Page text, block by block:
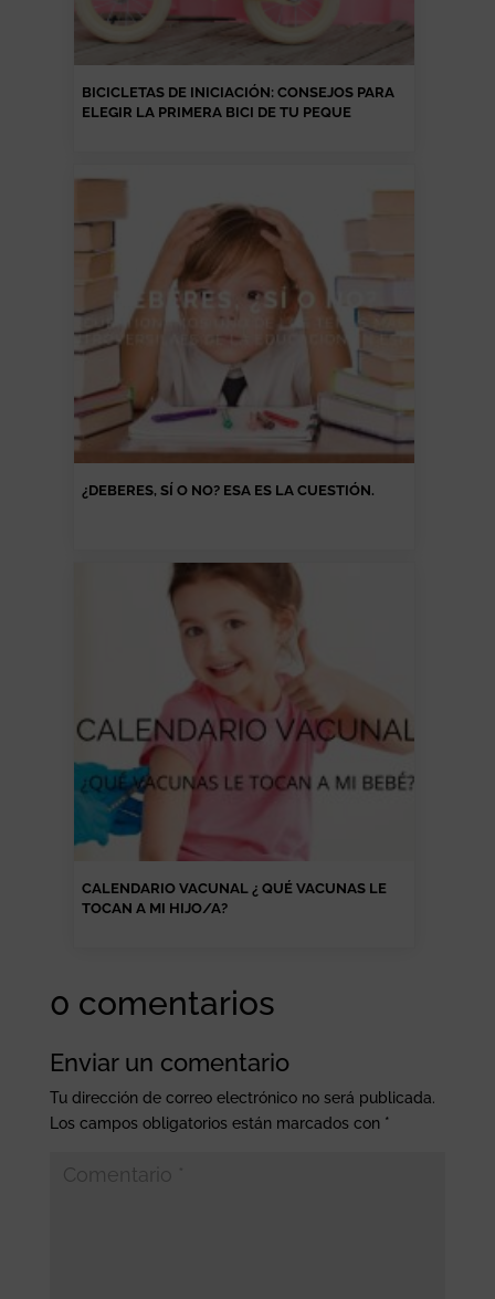
BICICLETAS DE INICIACIÓN: CONSEJOS PARA
ELEGIR LA PRIMERA BICI DE TU PEQUE
¿DEBERES, SÍ O NO? ESA ES LA CUESTIÓN.
CALENDARIO VACUNAL ¿ QUÉ VACUNAS LE
TOCAN A MI HIJO/A?
0 comentarios
Enviar un comentario
Tu dirección de correo electrónico no será publicada.
Los campos obligatorios están marcados con *